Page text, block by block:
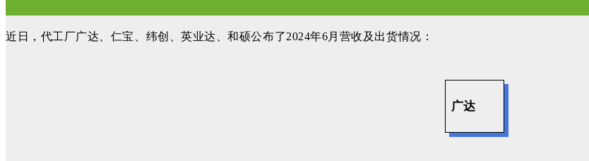
近日，代工厂广达、仁宝、纬创、英业达、和硕公布了2024年6月营收及出货情况：
广达